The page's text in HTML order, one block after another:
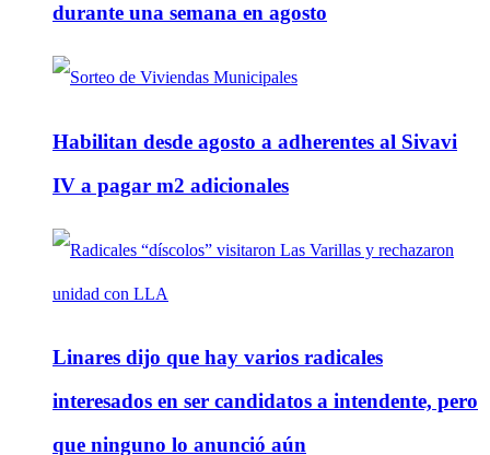
durante una semana en agosto
Habilitan desde agosto a adherentes al Sivavi
IV a pagar m2 adicionales
Linares dijo que hay varios radicales
interesados en ser candidatos a intendente, pero
que ninguno lo anunció aún